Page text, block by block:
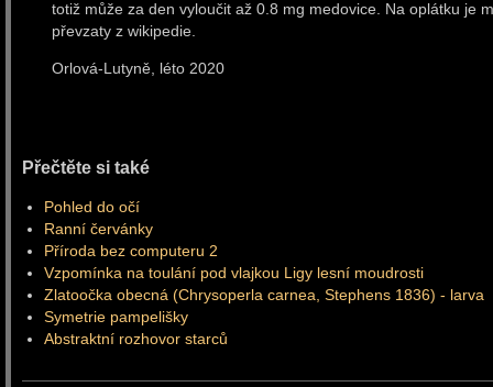
totiž může za den vyloučit až 0.8 mg medovice. Na oplátku je
převzaty z wikipedie.
Orlová-Lutyně, léto
Přečtěte si také
Pohled do očí
Ranní červánky
Příroda bez computeru 2
Vzpomínka na toulání pod vlajkou Ligy lesní moudrosti
Zlatoočka obecná (Chrysoperla carnea, Stephens 1836) - larva
Symetrie pampelišky
Abstraktní rozhovor starců